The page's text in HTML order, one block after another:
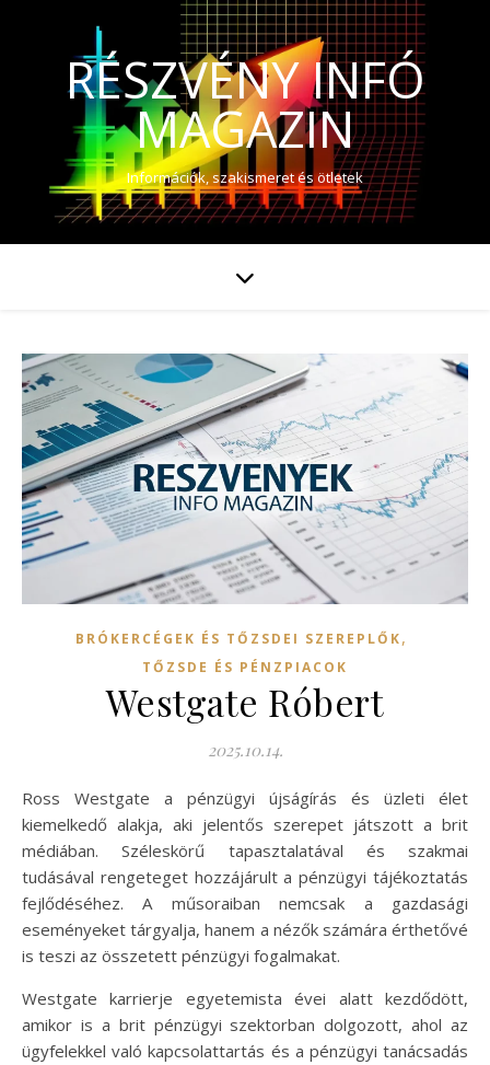
RÉSZVÉNY INFÓ
MAGAZIN
Információk, szakismeret és ötletek
BRÓKERCÉGEK ÉS TŐZSDEI SZEREPLŐK,
TŐZSDE ÉS PÉNZPIACOK
Westgate Róbert
2025.10.14.
Ross Westgate a pénzügyi újságírás és üzleti élet
kiemelkedő alakja, aki jelentős szerepet játszott a brit
médiában. Széleskörű tapasztalatával és szakmai
tudásával rengeteget hozzájárult a pénzügyi tájékoztatás
fejlődéséhez. A műsoraiban nemcsak a gazdasági
eseményeket tárgyalja, hanem a nézők számára érthetővé
is teszi az összetett pénzügyi fogalmakat.
Westgate karrierje egyetemista évei alatt kezdődött,
amikor is a brit pénzügyi szektorban dolgozott, ahol az
ügyfelekkel való kapcsolattartás és a pénzügyi tanácsadás